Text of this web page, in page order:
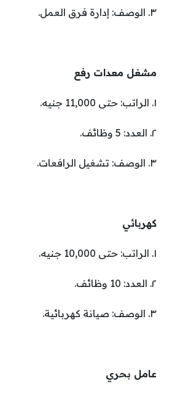
٣. الوصف: إدارة فرق العمل.
مشغل معدات رفع
١. الراتب: حتى 11,000 جنيه.
٢. العدد: 5 وظائف.
٣. الوصف: تشغيل الرافعات.
كهربائي
١. الراتب: حتى 10,000 جنيه.
٢. العدد: 10 وظائف.
٣. الوصف: صيانة كهربائية.
عامل بحري